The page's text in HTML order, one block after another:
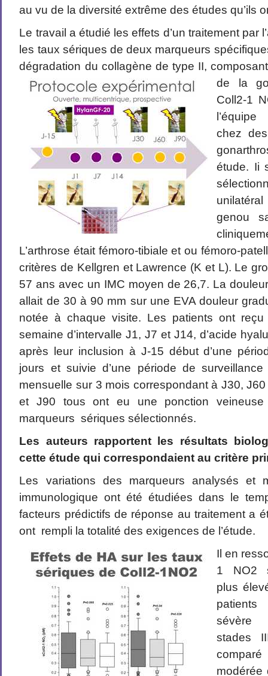
au vu de la diversité extrême des études qu’ils
Le travail a étudié les effets d’un traitement par
les taux sériques de deux marqueurs
dégradation du collagène de type II,
de la
Coll2-1
chez
étude. Ii
genou
L’arthrose était fémoro-tibiale et ou fémoro-
critères de Kellgren et Lawrence (K et L). Le
57 ans avec un IMC moyen de 26,7. La
allait de 30 à 90 mm sur une EVA douleur
notée à chaque visite. Les patients ont
semaine d’intervalle J1, J7 et J14, d’acide
après leur inclusion à J-15 début d’une
jours et suivie d’une période de
mensuelle sur 3 mois correspondant à J30,
et J90 tous ont eu une ponction
marqueurs sériques sélectionnés.
Les auteurs rapportent les résultats
cette étude qui correspondaient au critère
Les variations des marqueurs analysés et
immunologique ont été étudiées dans le
facteurs prédictifs de réponse au traitement a
ont rempli la totalité des exigences de l’étude.
Il en
1 NO2
plus
sévère
stades
comparé
modérée